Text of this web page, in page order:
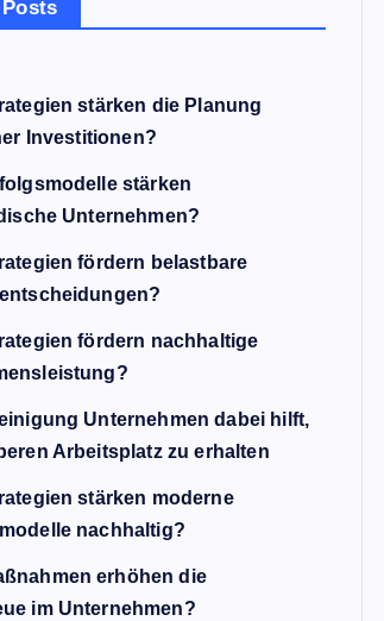
stärken die Planung
Investitionen?
stärken
Unternehmen?
fördern belastbare
fördern nachhaltige
Unternehmen dabei hilft,
Arbeitsplatz zu erhalten
stärken moderne
nachhaltig?
erhöhen die
im Unternehmen?